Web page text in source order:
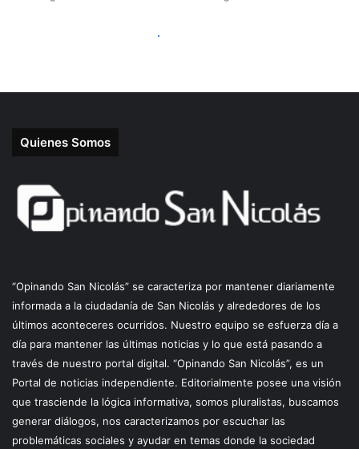
Quienes Somos
“Opinando San Nicolás” se caracteriza por mantener diariamente
informada a la ciudadanía de San Nicolás y alrededores de los
últimos aconteceres ocurridos. Nuestro equipo se esfuerza día a
día para mantener las últimas noticias y lo que está pasando a
través de nuestro portal digital. “Opinando San Nicolás”, es un
Portal de noticias independiente. Editorialmente posee una visión
que trasciende la lógica informativa, somos pluralistas, buscamos
generar diálogos, nos caracterizamos por escuchar las
problemáticas sociales y ayudar en temas donde la sociedad